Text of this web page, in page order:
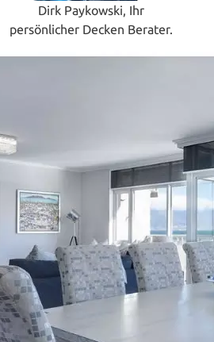
Dirk Paykowski, Ihr
persönlicher Decken Berater.